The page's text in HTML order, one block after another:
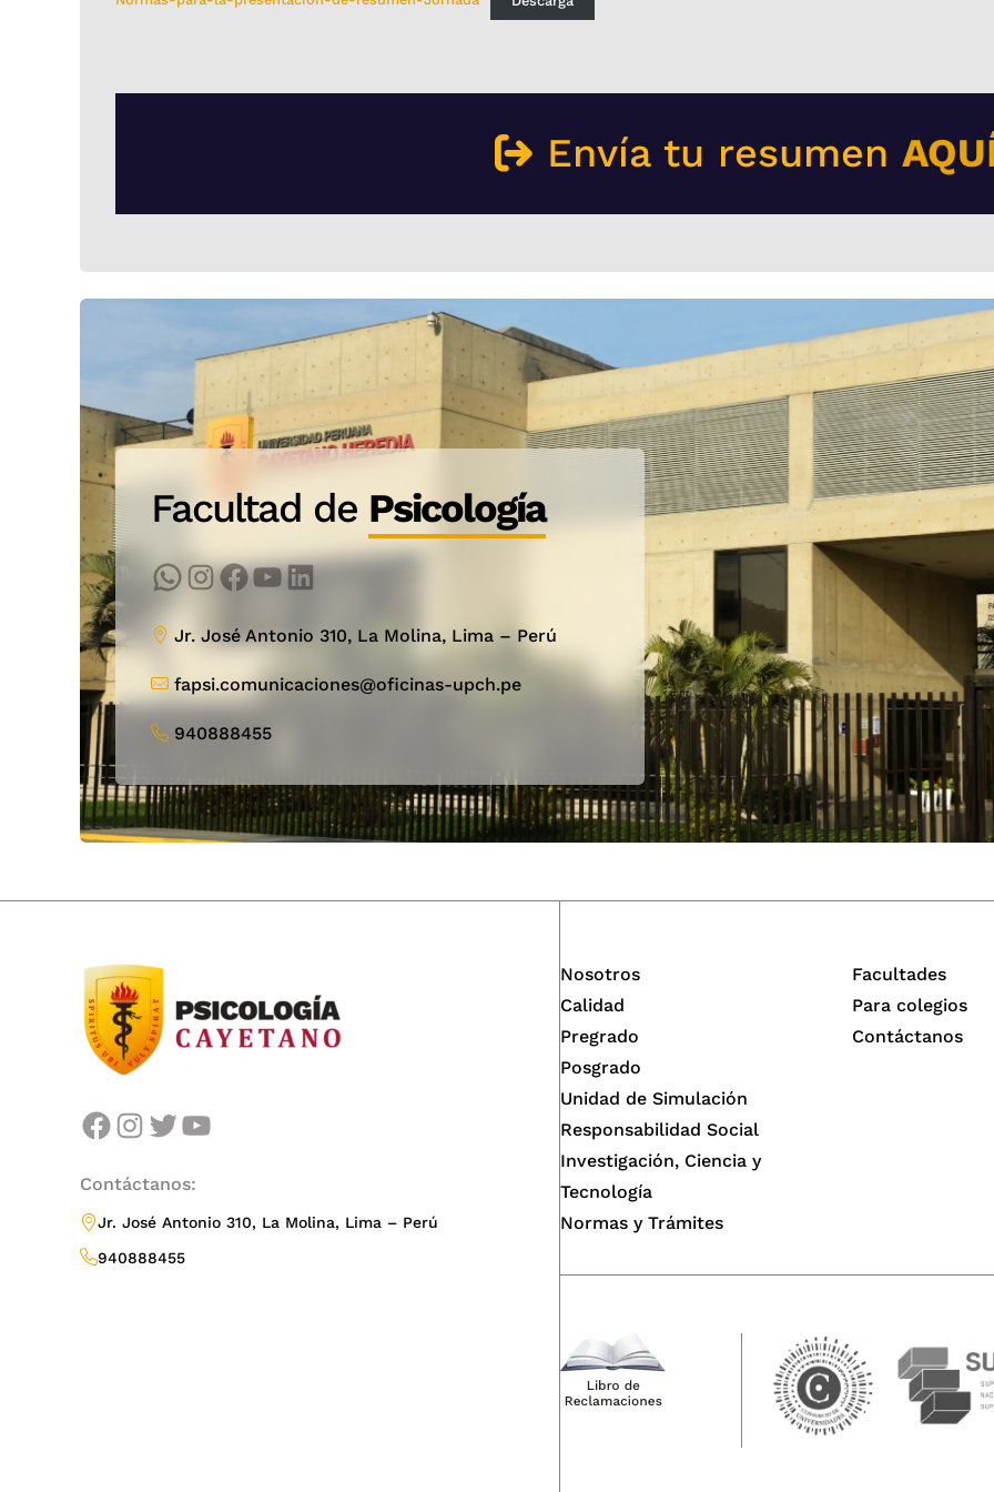
Envía tu resumen
Facultad de Psicología
WhatsApp
Instagram
Facebook
YouTube
LinkedIn
Jr. José Antonio 310, La Molina, Lima – Perú
fapsi.comunicaciones@oficinas-upch.pe
940888455
facebook instagram twitter youtube
Contáctanos:
Jr. José Antonio 310, La Molina, Lima – Perú
940888455
Nosotros
Calidad
Pregrado
Posgrado
Unidad de Simulación
Responsabilidad Social
Investigación, Ciencia y
Tecnología
Normas y Trámites
Facultades
Para colegios
Contáctanos